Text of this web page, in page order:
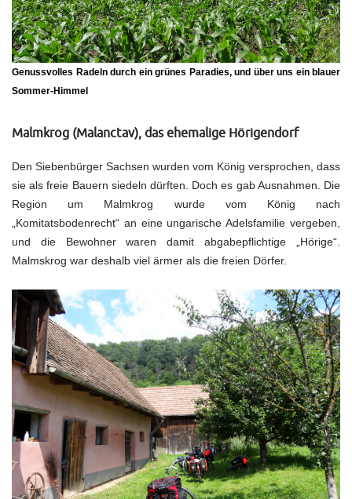
Genussvolles Radeln durch ein grünes Paradies, und über uns ein blauer
Sommer-Himmel
Malmkrog (Malanctav), das ehemalige Hörigendorf
Den Siebenbürger Sachsen wurden vom König versprochen, dass
sie als freie Bauern siedeln dürften. Doch es gab Ausnahmen. Die
Region um Malmkrog wurde vom König nach
„Komitatsbodenrecht“ an eine ungarische Adelsfamilie vergeben,
und die Bewohner waren damit abgabepflichtige „Hörige“.
Malmskrog war deshalb viel ärmer als die freien Dörfer.